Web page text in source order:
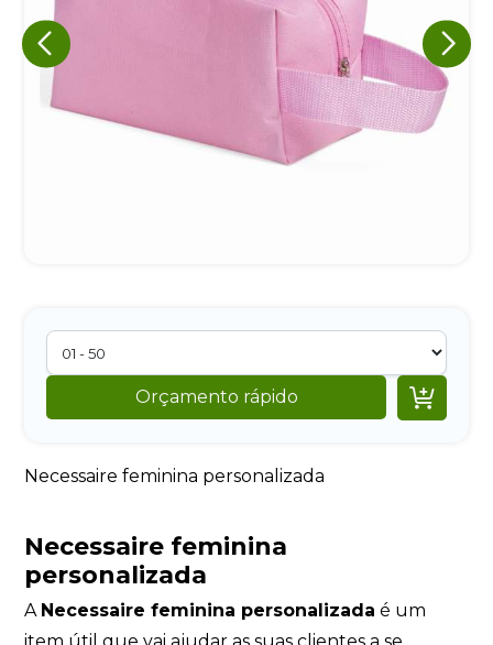
Orçamento rápido 
Necessaire feminina personalizada
Necessaire feminina
personalizada
A Necessaire feminina personalizada é um
item útil que vai ajudar as suas clientes a se
Iniciar conversa